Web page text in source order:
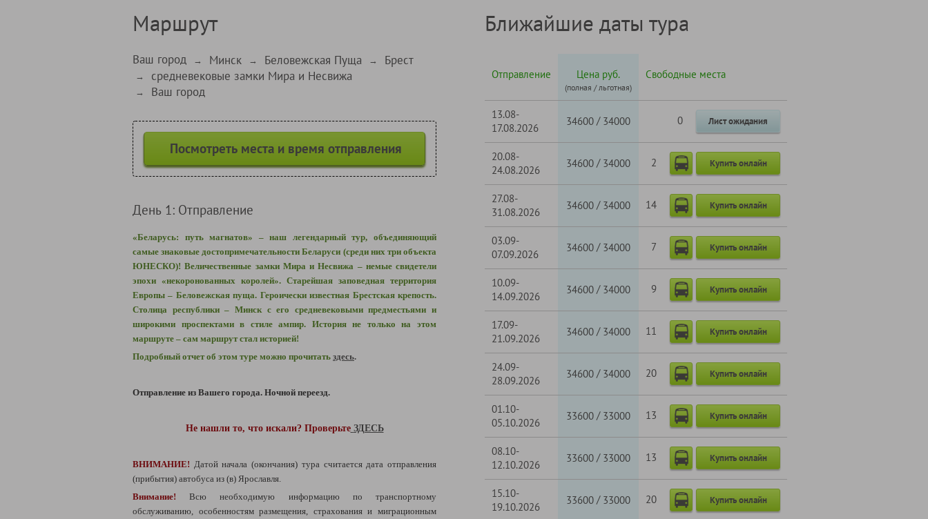
Маршрут
Ваш город → Минск → Беловежская Пуща → Брест
→ средневековые замки Мира и Несвижа
→ Ваш город
Посмотреть места и время отправления
День 1: Отправление
«Беларусь: путь магнатов» – наш легендарный тур, объединяющий
самые знаковые достопримечательности Беларуси (среди них три объекта
ЮНЕСКО)! Величественные замки Мира и Несвижа – немые свидетели
эпохи «некоронованных королей». Старейшая заповедная территория
Европы – Беловежская пуща. Героически известная Брестская крепость.
Столица республики – Минск с его средневековыми предместьями и
широкими проспектами в стиле ампир. История не только на этом
маршруте – сам маршрут стал историей!
Подробный отчет об этом туре можно прочитать здесь.
Отправление из Вашего города. Ночной переезд.
Не нашли то, что искали? Проверьте ЗДЕСЬ
ВНИМАНИЕ! Датой начала (окончания) тура считается дата отправления
(прибытия) автобуса из (в) Ярославля.
Внимание!
Всю необходимую информацию по транспортному
обслуживанию, особенностям размещения, страхования и миграционным
Ближайшие даты тура
Отправление Цена руб.
(полная / льготная)
Свободные места
13.08-
17.08.2026
34600 / 34000 0 Лист ожидания
20.08-
24.08.2026
34600 / 34000 2 Купить онлайн
27.08-
31.08.2026
34600 / 34000 14 Купить онлайн
03.09-
07.09.2026
34600 / 34000 7 Купить онлайн
10.09-
14.09.2026
34600 / 34000 9 Купить онлайн
17.09-
21.09.2026
34600 / 34000 11 Купить онлайн
24.09-
28.09.2026
34600 / 34000 20 Купить онлайн
01.10-
05.10.2026
33600 / 33000 13 Купить онлайн
08.10-
12.10.2026
33600 / 33000 13 Купить онлайн
15.10-
19.10.2026
33600 / 33000 20 Купить онлайн